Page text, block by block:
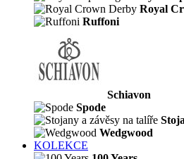
Royal
Ruffoni
Schiavon
Spode
Wedgwood
KOLEKCE